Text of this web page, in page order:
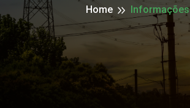
Home Informações